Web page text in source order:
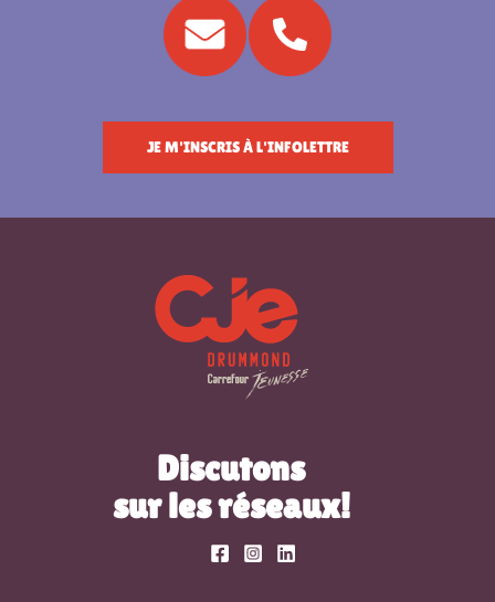
JE M'INSCRIS À L'INFOLETTRE
Discutons
sur les réseaux!